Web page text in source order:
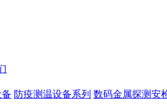
防疫测温设备系列 数码金属探测安